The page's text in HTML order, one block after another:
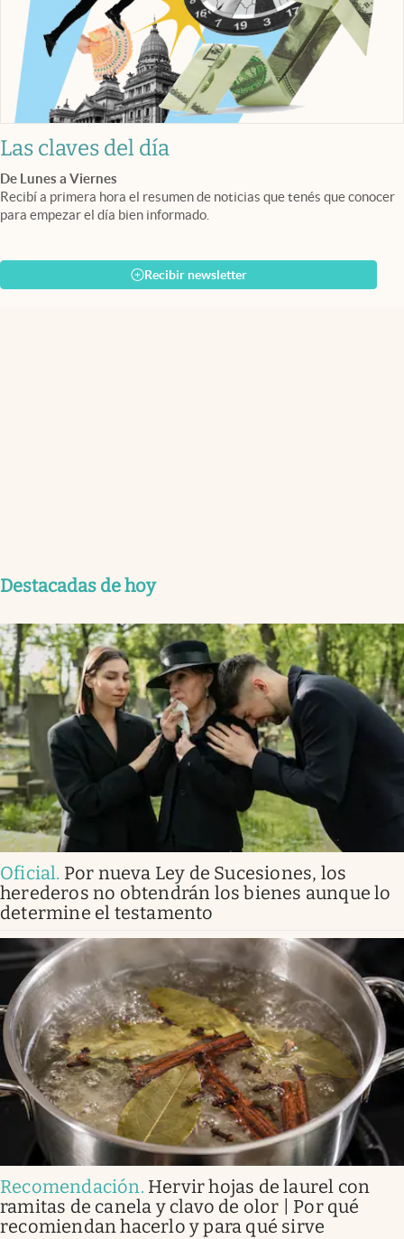
Las claves del día
De Lunes a Viernes
Recibí a primera hora el resumen de noticias que tenés que conocer
para empezar el día bien informado.
Recibir newsletter
Destacadas de hoy
Oficial. Por nueva Ley de Sucesiones, los
herederos no obtendrán los bienes aunque lo
determine el testamento
Recomendación. Hervir hojas de laurel con
ramitas de canela y clavo de olor | Por qué
recomiendan hacerlo y para qué sirve